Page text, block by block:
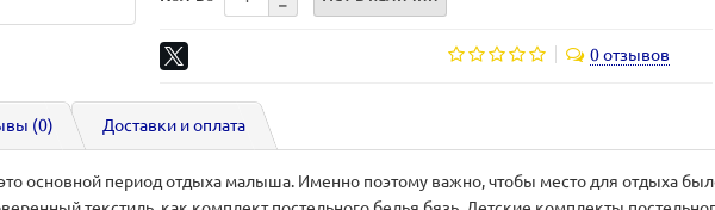
0 отзывов
(0) Доставки и оплата
основной период отдыха малыша. Именно поэтому важно, чтобы место для отдыха